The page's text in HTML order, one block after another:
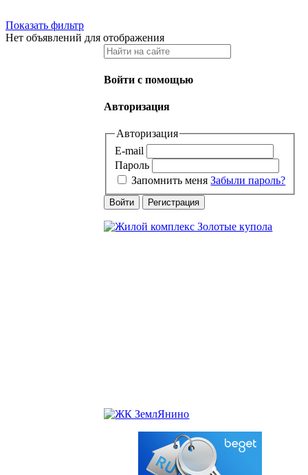
Показать фильтр
Нет объявлений для отображения
Войти с помощью
Авторизация
Авторизация
E-mail
Пароль
Запомнить меня Забыли пароль?
Войти Регистрация